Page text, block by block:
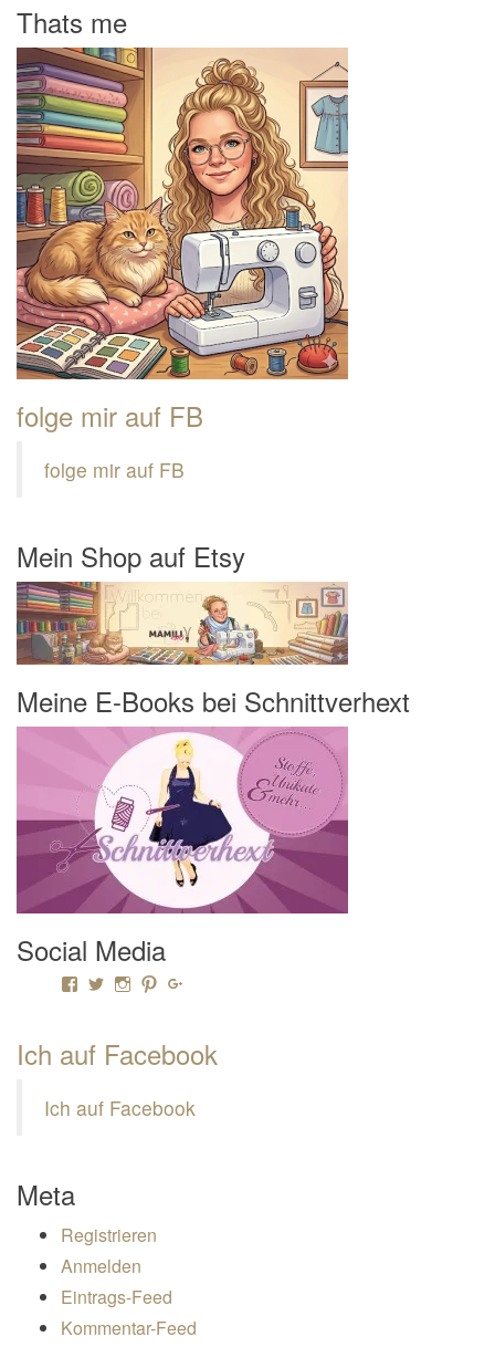
Thats me
folge mir auf FB
folge mir auf FB
Mein Shop auf Etsy
Meine E-Books bei Schnittverhext
Social Media
Profil von Mamili1910 auf Facebook anzeigen
Profil von Mamili1910 auf Twitter anzeigen
Profil von Mamili1910 auf Instagram anzeigen
Profil von Mamili1910 auf Pinterest anzeigen
Ich auf Facebook
Ich auf Facebook
Meta
Registrieren
Anmelden
Eintrags-Feed
Kommentar-Feed